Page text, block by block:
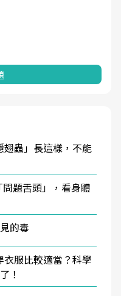
翅蟲」長這樣，不能
題舌頭」，看身體
的毒
服比較適當？科學
！